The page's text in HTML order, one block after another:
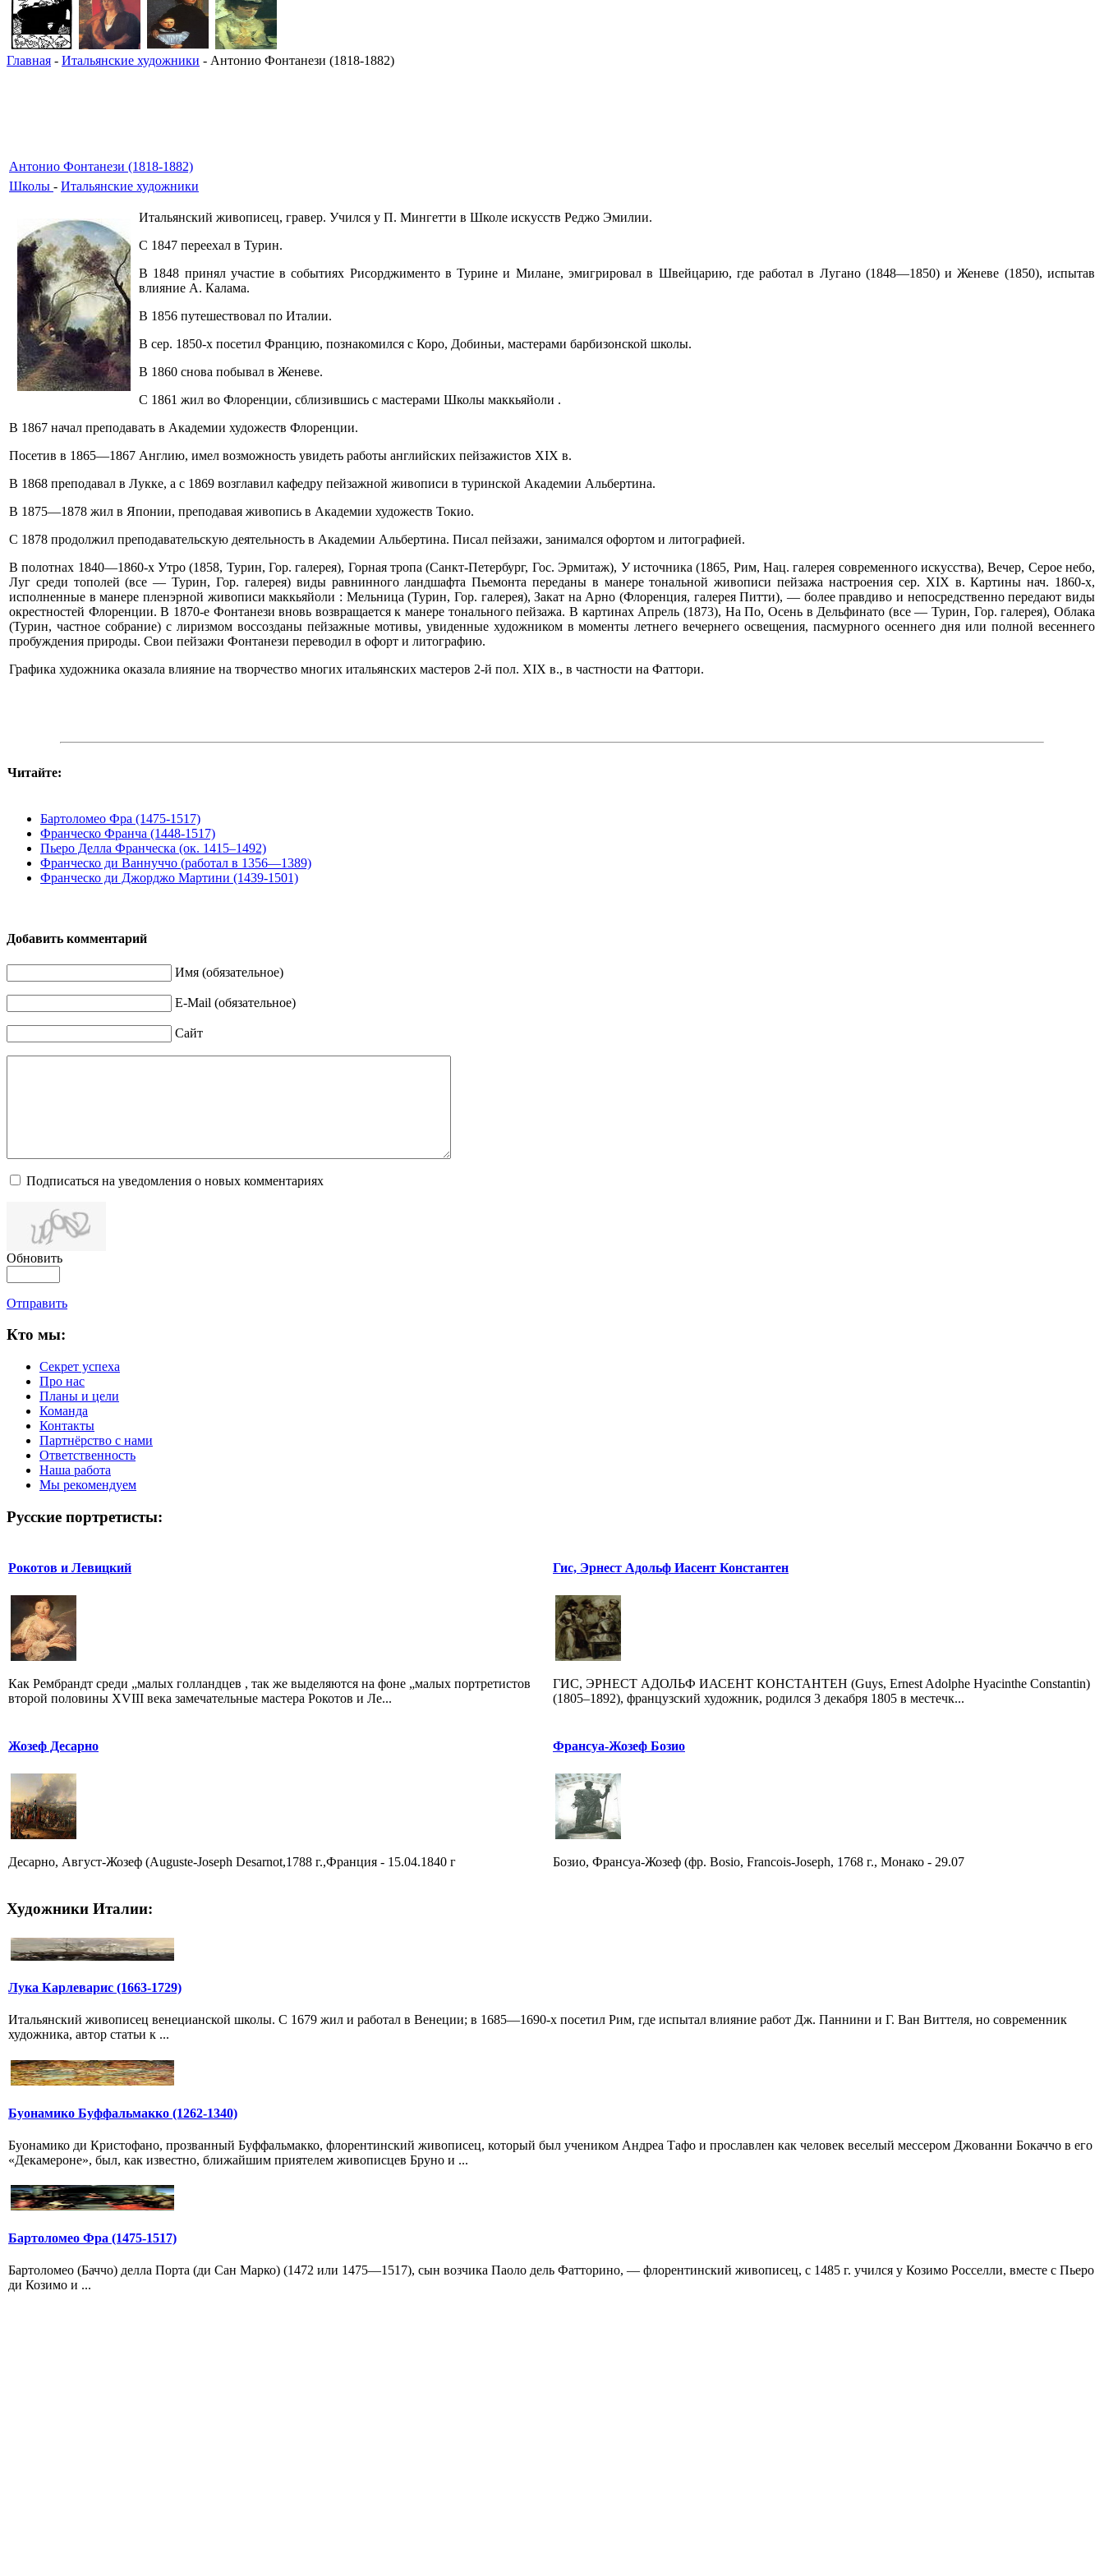
Главная - Итальянские художники - Антонио Фонтанези (1818-1882)
Антонио Фонтанези (1818-1882)
Школы - Итальянские художники
Итальянский живописец, гравер. Учился у П. Мингетти в Школе искусств Реджо Эмилии.
С 1847 переехал в Турин.
В 1848 принял участие в событиях Рисорджименто в Турине и Милане, эмигрировал в Швейцарию, где работал в Лугано (1848—1850) и Женеве (1850), испытав
влияние А. Калама.
В 1856 путешествовал по Италии.
В сер. 1850-х посетил Францию, познакомился с Коро, Добиньи, мастерами барбизонской школы.
В 1860 снова побывал в Женеве.
С 1861 жил во Флоренции, сблизившись с мастерами Школы маккьяйоли .
В 1867 начал преподавать в Академии художеств Флоренции.
Посетив в 1865—1867 Англию, имел возможность увидеть работы английских пейзажистов XIX в.
В 1868 преподавал в Лукке, а с 1869 возглавил кафедру пейзажной живописи в туринской Академии Альбертина.
В 1875—1878 жил в Японии, преподавая живопись в Академии художеств Токио.
С 1878 продолжил преподавательскую деятельность в Академии Альбертина. Писал пейзажи, занимался офортом и литографией.
В полотнах 1840—1860-х Утро (1858, Турин, Гор. галерея), Горная тропа (Санкт-Петербург, Гос. Эрмитаж), У источника (1865, Рим, Нац. галерея современного искусства), Вечер, Серое небо,
Луг среди тополей (все — Турин, Гор. галерея) виды равнинного ландшафта Пьемонта переданы в манере тональной живописи пейзажа настроения сер. XIX в. Картины нач. 1860-х,
исполненные в манере пленэрной живописи маккьяйоли : Мельница (Турин, Гор. галерея), Закат на Арно (Флоренция, галерея Питти), — более правдиво и непосредственно передают виды
окрестностей Флоренции. В 1870-е Фонтанези вновь возвращается к манере тонального пейзажа. В картинах Апрель (1873), На По, Осень в Дельфинато (все — Турин, Гор. галерея), Облака
(Турин, частное собрание) с лиризмом воссозданы пейзажные мотивы, увиденные художником в моменты летнего вечернего освещения, пасмурного осеннего дня или полной весеннего
пробуждения природы. Свои пейзажи Фонтанези переводил в офорт и литографию.
Графика художника оказала влияние на творчество многих итальянских мастеров 2-й пол. XIX в., в частности на Фаттори.
Читайте:
Бартоломео Фра (1475-1517)
Франческо Франча (1448-1517)
Пьеро Делла Франческа (ок. 1415–1492)
Франческо ди Ваннуччо (работал в 1356—1389)
Франческо ди Джорджо Мартини (1439-1501)
Добавить комментарий
Имя (обязательное)
E-Mail (обязательное)
Сайт
Подписаться на уведомления о новых комментариях
Обновить
Отправить
Кто мы:
Секрет успеха
Про нас
Планы и цели
Команда
Контакты
Партнёрство с нами
Ответственность
Наша работа
Мы рекомендуем
Русские портретисты:
Рокотов и Левицкий
Как Рембрандт среди „малых голландцев , так же выделяются на фоне „малых портретистов
второй половины XVIII века замечательные мастера Рокотов и Ле...
Гис, Эрнест Адольф Иасент Константен
ГИС, ЭРНЕСТ АДОЛЬФ ИАСЕНТ КОНСТАНТЕН (Guys, Ernest Adolphe Hyacinthe Constantin)
(1805–1892), французский художник, родился 3 декабря 1805 в местечк...
Жозеф Десарно
Десарно, Август-Жозеф (Auguste-Joseph Desarnot,1788 г.,Франция - 15.04.1840 г
Франсуа-Жозеф Бозио
Бозио, Франсуа-Жозеф (фр. Bosio, Francois-Joseph, 1768 г., Монако - 29.07
Художники Италии:
Лука Карлеварис (1663-1729)
Итальянский живописец венецианской школы. С 1679 жил и работал в Венеции; в 1685—1690-х посетил Рим, где испытал влияние работ Дж. Паннини и Г. Ван Виттеля, но современник
художника, автор статьи к ...
Буонамико Буффальмакко (1262-1340)
Буонамико ди Кристофано, прозванный Буффальмакко, флорентинский живописец, который был учеником Андреа Тафо и прославлен как человек веселый мессером Джованни Бокаччо в его
«Декамероне», был, как известно, ближайшим приятелем живописцев Бруно и ...
Бартоломео Фра (1475-1517)
Бартоломео (Баччо) делла Порта (ди Сан Марко) (1472 или 1475—1517), сын возчика Паоло дель Фатторино, — флорентинский живописец, с 1485 г. учился у Козимо Росселли, вместе с Пьеро
ди Козимо и ...